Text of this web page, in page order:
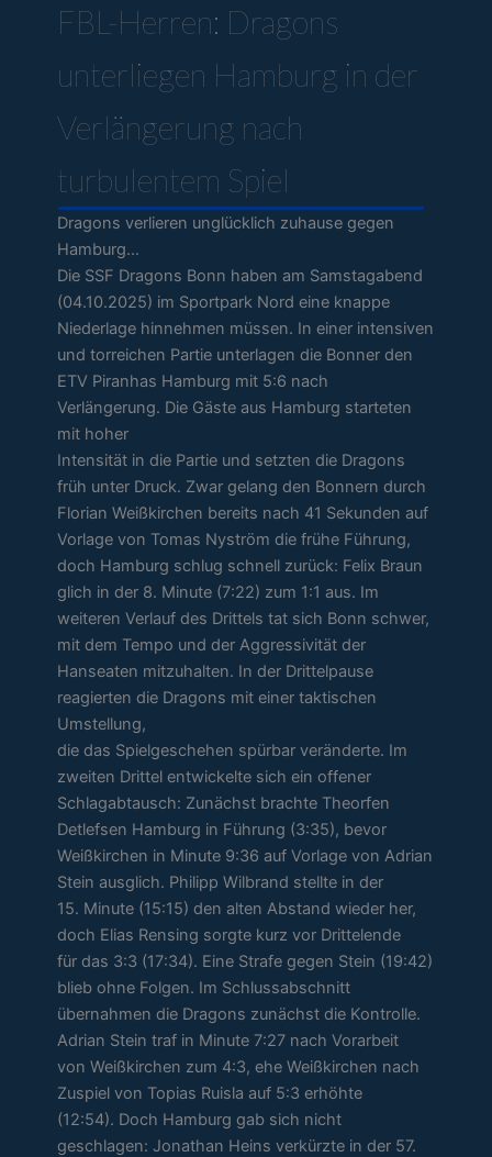
FBL-Herren: Dragons
unterliegen Hamburg in der
Verlängerung nach
turbulentem Spiel
Dragons verlieren unglücklich zuhause gegen
Hamburg…
Die SSF Dragons Bonn haben am Samstagabend
(04.10.2025) im Sportpark Nord eine knappe
Niederlage hinnehmen müssen. In einer intensiven
und torreichen Partie unterlagen die Bonner den
ETV Piranhas Hamburg mit 5:6 nach
Verlängerung. Die Gäste aus Hamburg starteten
mit hoher
Intensität in die Partie und setzten die Dragons
früh unter Druck. Zwar gelang den Bonnern durch
Florian Weißkirchen bereits nach 41 Sekunden auf
Vorlage von Tomas Nyström die frühe Führung,
doch Hamburg schlug schnell zurück: Felix Braun
glich in der 8. Minute (7:22) zum 1:1 aus. Im
weiteren Verlauf des Drittels tat sich Bonn schwer,
mit dem Tempo und der Aggressivität der
Hanseaten mitzuhalten. In der Drittelpause
reagierten die Dragons mit einer taktischen
Umstellung,
die das Spielgeschehen spürbar veränderte. Im
zweiten Drittel entwickelte sich ein offener
Schlagabtausch: Zunächst brachte Theorfen
Detlefsen Hamburg in Führung (3:35), bevor
Weißkirchen in Minute 9:36 auf Vorlage von Adrian
Stein ausglich. Philipp Wilbrand stellte in der
15. Minute (15:15) den alten Abstand wieder her,
doch Elias Rensing sorgte kurz vor Drittelende
für das 3:3 (17:34). Eine Strafe gegen Stein (19:42)
blieb ohne Folgen. Im Schlussabschnitt
übernahmen die Dragons zunächst die Kontrolle.
Adrian Stein traf in Minute 7:27 nach Vorarbeit
von Weißkirchen zum 4:3, ehe Weißkirchen nach
Zuspiel von Topias Ruisla auf 5:3 erhöhte
(12:54). Doch Hamburg gab sich nicht
geschlagen: Jonathan Heins verkürzte in der 57.